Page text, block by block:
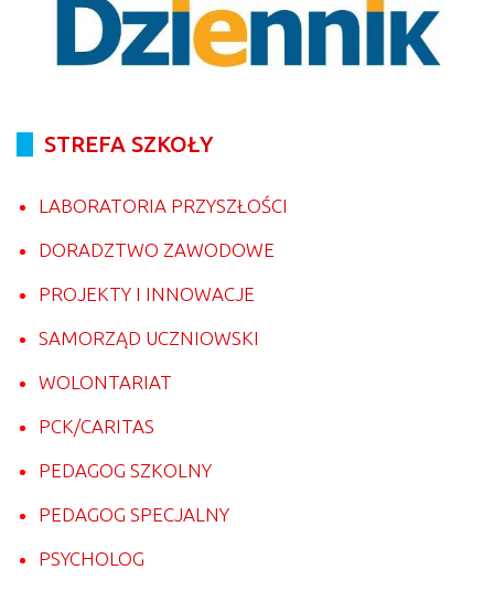
STREFA SZKOŁY
LABORATORIA PRZYSZŁOŚCI
DORADZTWO ZAWODOWE
PROJEKTY I INNOWACJE
SAMORZĄD UCZNIOWSKI
WOLONTARIAT
PCK/CARITAS
PEDAGOG SZKOLNY
PEDAGOG SPECJALNY
PSYCHOLOG